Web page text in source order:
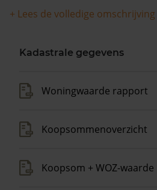
woningwaarde met 8,6%
+ Lees de volledige omschrijving
Kadastrale gegevens
Woningwaarde rapport
Koopsommenoverzicht
Koopsom + WOZ-waarde